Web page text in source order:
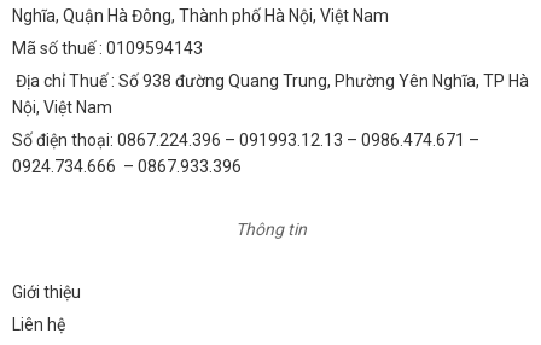
Nghĩa, Quận Hà Đông, Thành phố Hà Nội, Việt Nam
Mã số thuế : 0109594143
Địa chỉ Thuế : Số 938 đường Quang Trung, Phường Yên Nghĩa, TP Hà
Nội, Việt Nam
Số điện thoại: 0867.224.396 – 091993.12.13 – 0986.474.671 –
0924.734.666 – 0867.933.396
Thông tin
Giới thiệu
Liên hệ